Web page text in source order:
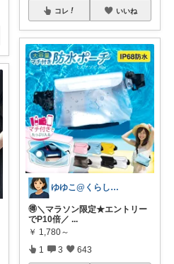
コレ いいね
ゆゆこ@くらしを楽に便利に✨
🉐＼マラソン限定★エントリー
でP10倍／ ...
￥ 1,780～
1 3 643